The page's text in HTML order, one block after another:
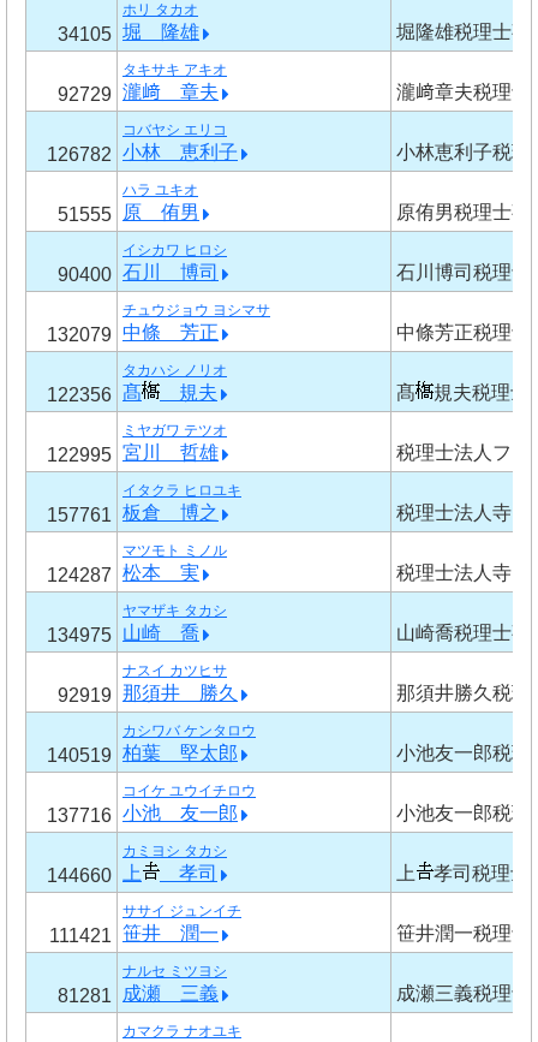
34105
ホリ タカオ
堀 隆雄 堀隆雄税理士事
92729
タキサキ アキオ
瀧﨑 章夫 瀧﨑章夫税理士
126782
コバヤシ エリコ
小林 恵利子 小林恵利子税理
51555
ハラ ユキオ
原 侑男 原侑男税理士事
90400
イシカワ ヒロシ
石川 博司 石川博司税理士
132079
チュウジョウ ヨシマサ
中條 芳正 中條芳正税理士
122356
タカハシ ノリオ
髙 規夫 髙 規夫税理士
122995
ミヤガワ テツオ
宮川 哲雄 税理士法人フ
157761
イタクラ ヒロユキ
板倉 博之 税理士法人寺田
124287
マツモト ミノル
松本 実 税理士法人寺田
134975
ヤマザキ タカシ
山崎 喬 山崎喬税理士事
92919
ナスイ カツヒサ
那須井 勝久 那須井勝久税理
140519
カシワバ ケンタロウ
柏葉 堅太郎 小池友一郎税理
137716
コイケ ユウイチロウ
小池 友一郎 小池友一郎税理
144660
カミヨシ タカシ
上 孝司 上 孝司税理士
111421
ササイ ジュンイチ
笹井 潤一 笹井潤一税理士
81281
ナルセ ミツヨシ
成瀬 三義 成瀬三義税理士
カマクラ ナオユキ